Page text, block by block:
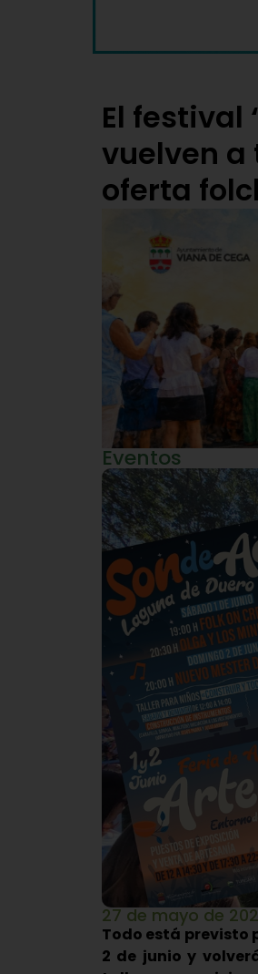
El festival
vuelven
oferta
Eventos
27 de mayo de
Todo está previsto
2 de junio y